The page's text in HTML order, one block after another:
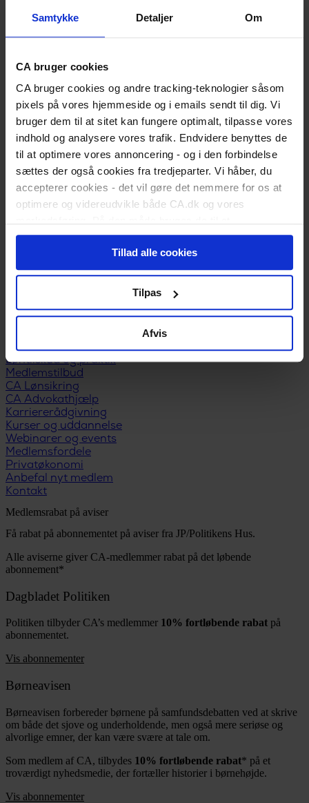
Samtykke Detaljer Om
CA bruger cookies
CA bruger cookies og andre tracking-teknologier såsom
pixels på vores hjemmeside og i emails sendt til dig. Vi
bruger dem til at sitet kan fungere optimalt, tilpasse vores
indhold og analysere vores trafik. Endvidere benyttes de
til at optimere vores annoncering - og i den forbindelse
sættes der også cookies fra tredjeparter. Vi håber, du
accepterer cookies - det vil gøre det nemmere for os at
optimere og videreudvikle både CA.dk og vores
personalisere indhold til dig, herunder på vores
hjemmeside, i emails og i annoncer. Ønsker du senere
hen at ændre dit cookie-samtykke, kan du altid gøre det
ved at klikke på "Cookiepolitik" nederst på alle sider.
Tillad alle cookies
Tilpas
Afvis
Vigtige datoer for dimittender
Kickstart din karriere
I job
Karriererådgivning
Løn og lønforhandling
Trivsel og arbejdsglæde
Karriereplan
Kompetenceudvikling
Karriereskift
Inspiration til jobsøgning
Selvstændig/freelancer
Ledelse
Er du blevet opsagt?
Har du selv sagt op?
Dagpengeregler
Hjælp til jobsøgning
Udfyld dagpengekort
Når du får job
Løntilskud og praktik
Medlemstilbud
CA Lønsikring
CA Advokathjælp
Karriererådgivning
Kurser og uddannelse
Webinarer og events
Medlemsfordele
Privatøkonomi
Anbefal nyt medlem
Kontakt
Medlemsrabat på aviser
Få rabat på abonnementet på aviser fra JP/Politikens Hus.
Alle aviserne giver CA-medlemmer rabat på det løbende
abonnement*
Dagbladet Politiken
Politiken tilbyder CA’s medlemmer 10% fortløbende rabat på
abonnementet.
Vis abonnementer
Børneavisen
Børneavisen forbereder børnene på samfundsdebatten ved at skrive
om både det sjove og underholdende, men også mere seriøse og
alvorlige emner, der kan være svære at tale om.
Som medlem af CA, tilbydes 10% fortløbende rabat* på et
troværdigt nyhedsmedie, der fortæller historier i børnehøjde.
Vis abonnementer